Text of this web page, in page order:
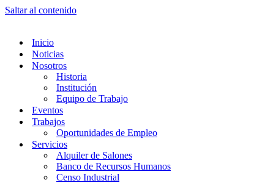
Saltar al contenido
Inicio
Noticias
Nosotros
Historia
Institución
Equipo de Trabajo
Eventos
Trabajos
Oportunidades de Empleo
Servicios
Alquiler de Salones
Banco de Recursos Humanos
Censo Industrial